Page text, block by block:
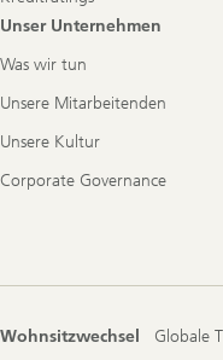
Unser Unternehmen
Was wir tun
Unsere Mitarbeitenden
Unsere Kultur
Corporate Governance
Wohnsitzwechsel Globale